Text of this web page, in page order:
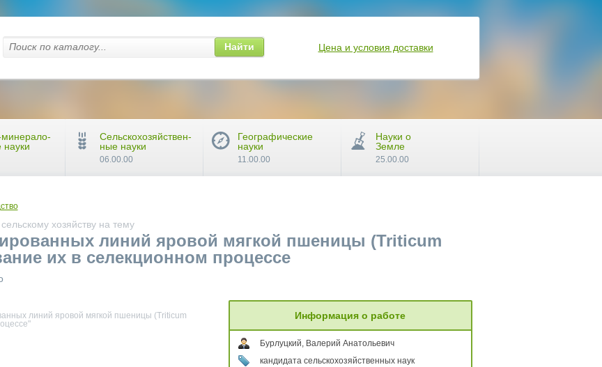
хозяйству на тему
линий яровой мягкой пшеницы (Triticum
их в селекционном процессе
линий яровой мягкой пшеницы (Triticum
Информация о работе
Бурлуцкий, Валерий Анатольевич
кандидата сельскохозяйственных наук
Найти Цена и условия доставки
минерало-
науки
Сельскохозяйствен-
ные науки
06.00.00
Географические
науки
11.00.00
Науки о
Земле
25.00.00